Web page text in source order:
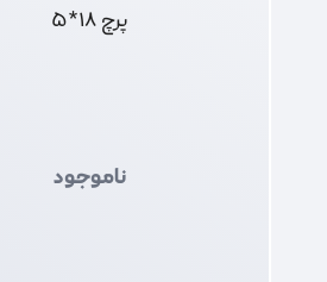
پرچ 18*5
ناموجود